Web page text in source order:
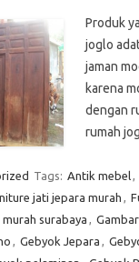
Produk
joglo
jaman
karena
dengan
rumah
Tags: Antik mebel,
jati jepara murah ,
surabaya ,
, Gebyok Jepara ,